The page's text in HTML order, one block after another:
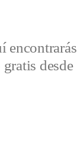
encontrarás
desde